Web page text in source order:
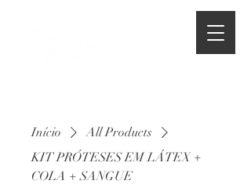
Início
All Products
KIT PRÓTESES EM LÁTEX +
COLA + SANGUE